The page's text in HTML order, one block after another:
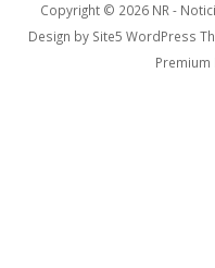
Copyright © 2026 NR -
Design by Site5 WordPress
Premium